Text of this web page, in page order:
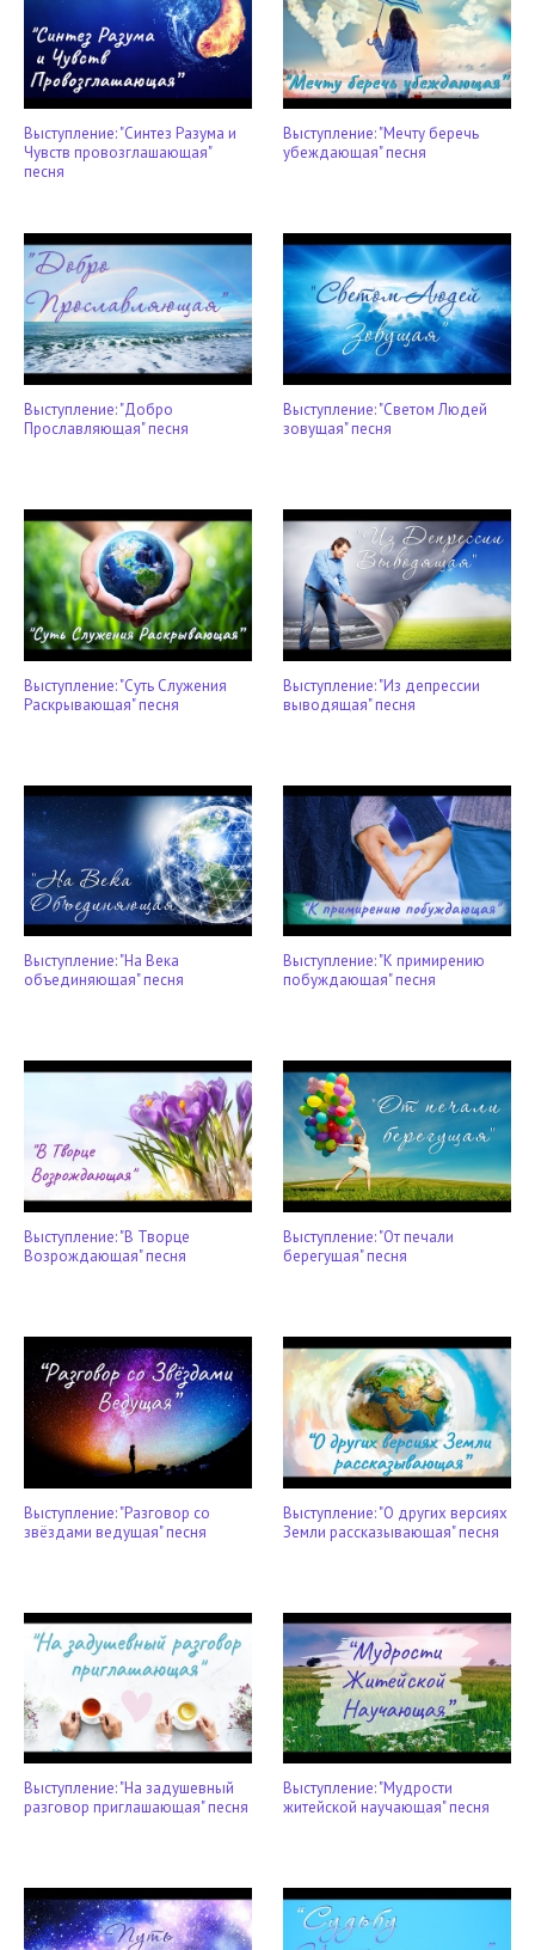
Выступление: "Синтез Разума и
Чувств провозглашающая"
песня
Выступление: "Мечту беречь
убеждающая" песня
Выступление: "Добро
Прославляющая" песня
Выступление: "Светом Людей
зовущая" песня
Выступление: "Суть Служения
Раскрывающая" песня
Выступление: "Из депрессии
выводящая" песня
Выступление: "На Века
объединяющая" песня
Выступление: "К примирению
побуждающая" песня
Выступление: "В Творце
Возрождающая" песня
Выступление: "От печали
берегущая" песня
Выступление: "Разговор со
звёздами ведущая" песня
Выступление: "О других версиях
Земли рассказывающая" песня
Выступление: "На задушевный
разговор приглашающая" песня
Выступление: "Мудрости
житейской научающая" песня